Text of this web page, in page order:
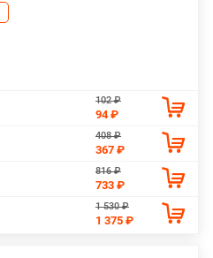
102 ₽
94 ₽
408 ₽
367 ₽
816 ₽
733 ₽
1 530 ₽
1 375 ₽